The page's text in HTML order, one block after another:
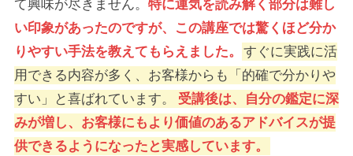
て興味が尽きません。 特に運気を読み解く部分は難し
い印象があったのですが、この講座では驚くほど分か
りやすい手法を教えてもらえました。
すぐに実践に活
用できる内容が多く、お客様からも「的確で分かりや
すい」と喜ばれています。
受講後は、自分の鑑定に深
みが増し、お客様にもより価値のあるアドバイスが提
供できるようになったと実感しています。